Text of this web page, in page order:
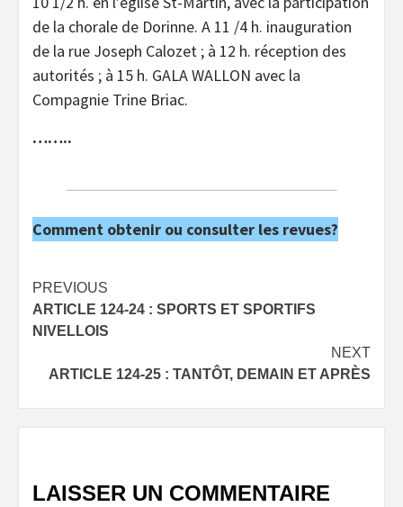
de la chorale de Dorinne. A 11 /4 h. inauguration
de la rue Joseph Calozet ; à 12 h. réception des
autorités ; à 15 h. GALA WALLON avec la
Compagnie Trine Briac.
……..
Comment obtenir ou consulter les revues?
Post
navigation
PREVIOUS
ARTICLE 124-24 : SPORTS ET SPORTIFS
NIVELLOIS
NEXT
ARTICLE 124-25 : TANTÔT, DEMAIN ET APRÈS
LAISSER UN COMMENTAIRE